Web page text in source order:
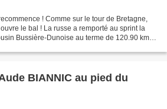
! Comme sur le tour de Bretagne,
le bal ! La russe a remporté au sprint la
Bussière-Dunoise au terme de 120.90 km.
BIANNIC au pied du